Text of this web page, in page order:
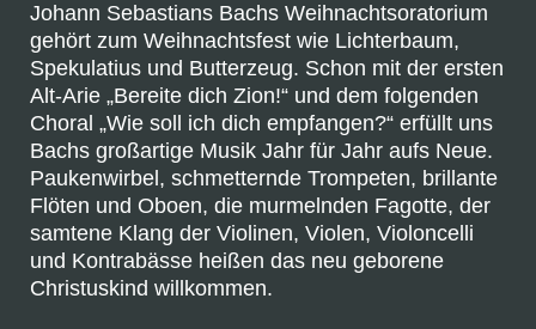
Johann Sebastians Bachs Weihnachtsoratorium
gehört zum Weihnachtsfest wie Lichterbaum,
Spekulatius und Butterzeug. Schon mit der ersten
Alt-Arie „Bereite dich Zion!“ und dem folgenden
Choral „Wie soll ich dich empfangen?“ erfüllt uns
Bachs großartige Musik Jahr für Jahr aufs Neue.
Paukenwirbel, schmetternde Trompeten, brillante
Flöten und Oboen, die murmelnden Fagotte, der
samtene Klang der Violinen, Violen, Violoncelli
und Kontrabässe heißen das neu geborene
Christuskind willkommen.